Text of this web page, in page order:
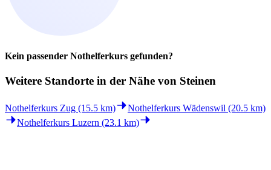
Kein passender Nothelferkurs gefunden?
Weitere Standorte in der Nähe von Steinen
Nothelferkurs Zug (15.5 km)
Nothelferkurs Wädenswil (20.5 km)
Nothelferkurs Luzern (23.1 km)